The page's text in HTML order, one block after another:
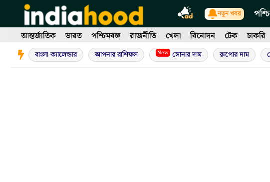
content
নতুন খবর
আন্তর্জাতিক ভারত পশ্চিমবঙ্গ রাজনীতি খেলা বিনোদন টেক চাকরি
বাংলা ক্যালেন্ডার আপনার রাশিফল New সোনার দাম রুপোর দাম